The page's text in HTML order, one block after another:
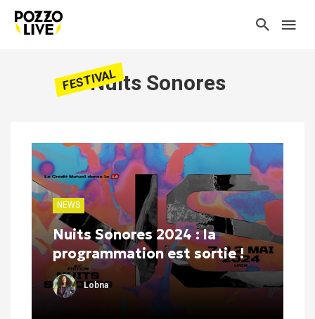
FESTIVALNuits Sonores
NEWS
Nuits Sonores 2024 : la
programmation est sortie !
Lobna